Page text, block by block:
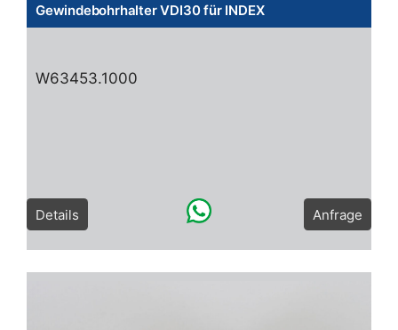
Gewindebohrhalter VDI30 für INDEX
W63453.1000
Details Anfrage